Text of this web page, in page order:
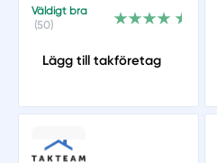
Väldigt bra
(50)
Lägg till takföretag